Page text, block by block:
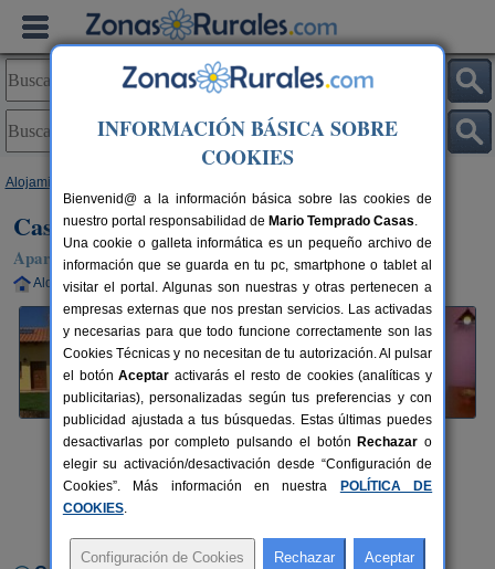
Alojamientos
Casa Rural El Gaitero
Apartamentos Rurales en Gozón (Asturias)
Alquiler completo 4 plazas 45 km de Oviedo
INFORMACIÓN BÁSICA SOBRE
COOKIES
Bienvenid@ a la información básica sobre las cookies de
nuestro portal responsabilidad de Mario Temprado Casas.
Una cookie o galleta informática es un pequeño archivo de
información que se guarda en tu pc, smartphone o tablet al
visitar el portal. Algunas son nuestras y otras pertenecen a
empresas externas que nos prestan servicios. Las activadas
y necesarias para que todo funcione correctamente son las
Cookies Técnicas y no necesitan de tu autorización. Al pulsar
el botónAceptar activarás el resto de cookies (analíticas y
publicitarias), personalizadas según tus preferencias y con
publicidad ajustada a tus búsquedas. Estas últimas puedes
desactivarlas por completo pulsando el botón Rechazar o
elegir su activación/desactivación desde “Configuración de
Cookies”. Más información en nuestra
POLÍTICA DE
COOKIES.